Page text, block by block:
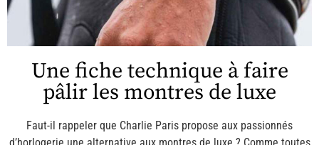
Une fiche technique à faire
pâlir les montres de luxe
Faut-il rappeler que Charlie Paris propose aux passionnés